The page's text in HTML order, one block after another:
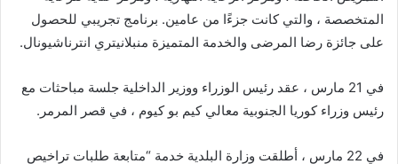
المتخصصة ، والتي كانت جزءًا من عامين. برنامج تجريبي للحصول
على جائزة رضا المرضى والخدمة المتميزة منبلانيتري انترناشيونال.
في 21 مارس ، عقد رئيس الوزراء ووزير الداخلية جلسة مباحثات مع
رئيس وزراء كوريا الجنوبية معالي كيم بو كيوم ، في قصر المرمر.
في 22 مارس ، أطلقت وزارة البلدية خدمة “متابعة طلبات تراخيص